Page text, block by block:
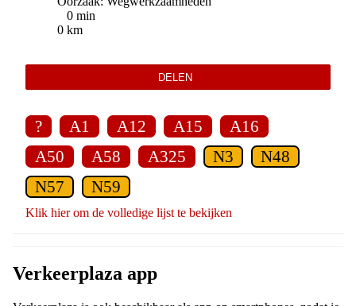
0 min
0 km
DELEN
? A1 A12 A15
A16
A50
A58 A325 N3
N48
N57
N59
Klik hier om de volledige lijst te bekijken
Verkeerplaza app